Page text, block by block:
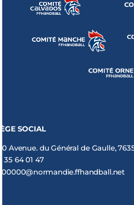
SOCIAL
Avenue. du Général de Gaulle,
35 64 01 47